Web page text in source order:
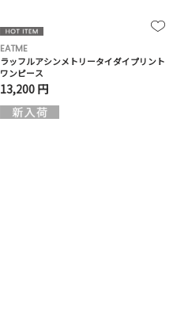
EATME
ラッフルアシンメトリータイダイプリント
ワンピース
13,200 円